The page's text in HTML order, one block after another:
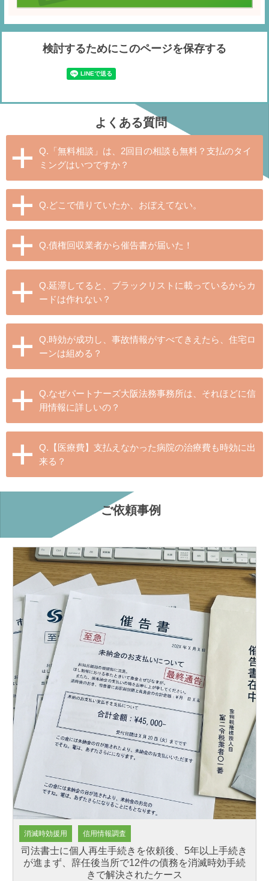
検討するためにこのページを保存する
よくある質問
Q.「無料相談」は、2回目の相談も無料？支払のタイ
ミングはいつですか？
Q.どこで借りていたか、おぼえてない。
Q.債権回収業者から催告書が届いた！
Q.延滞してると、ブラックリストに載っているからカ
ードは作れない？
Q.時効が成功し、事故情報がすべてきえたら、住宅ロ
ーンは組める？
Q.なぜパートナーズ大阪法務事務所は、それほどに信
用情報に詳しいの？
Q.【医療費】支払えなかった病院の治療費も時効に出
来る？
ご依頼事例
消滅時効援用 信用情報調査
司法書士に個人再生手続きを依頼後、5年以上手続き
が進まず、辞任後当所で12件の債務を消滅時効手続
きで解決されたケース